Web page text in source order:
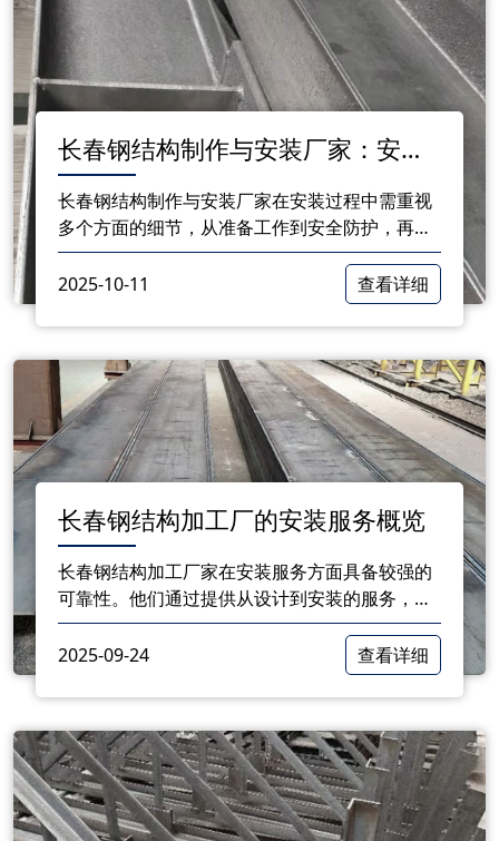
长春钢结构制作与安装厂家：安装
过程中的注意事项
长春钢结构制作与安装厂家在安装过程中需重视
多个方面的细节，从准备工作到安全防护，再到
规范流程和质量检查，每个环节都对工程的质量
和安全性起着重要的作用。
2025-10-11 查看详细
长春钢结构加工厂的安装服务概览
长春钢结构加工厂家在安装服务方面具备较强的
可靠性。他们通过提供从设计到安装的服务，帮
助客户更好地实现钢结构工程的目标。随着市场
需求的不断增加，这些厂家也在不断完善自身的
2025-09-24 查看详细